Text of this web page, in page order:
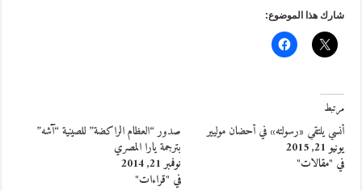
شارك هذا الموضوع:
مرتبط
أنسي يلتقي «رسولته» في أحضان موليير
يونيو 21, 2015
في "مقالات"
صدور “العظام الراكضة” للصينية “آشه”
بترجمة يارا المصري
نوفمبر 21, 2014
في "قراءات"